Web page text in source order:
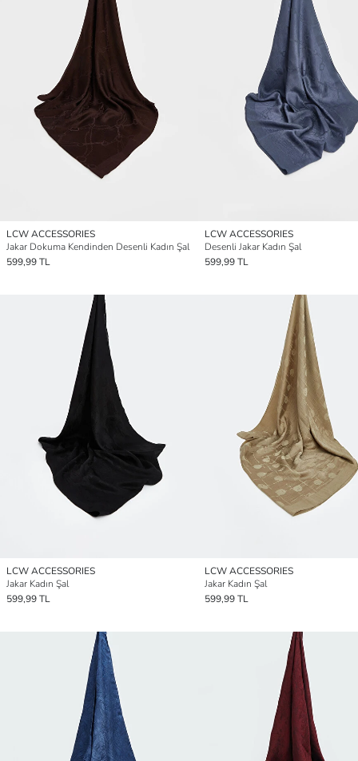
LCW ACCESSORIES
Jakar Dokuma Kendinden Desenli Kadın Şal
599,99 TL
LCW ACCESSORIES
Desenli Jakar Kadın Şal
599,99 TL
LCW ACCESSORIES
Jakar Kadın Şal
599,99 TL
LCW ACCESSORIES
Jakar Kadın Şal
599,99 TL